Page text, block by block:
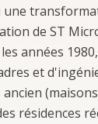
une
de ST
années
et
résidences